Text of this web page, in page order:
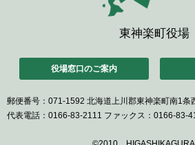
東神楽町役場
役場窓口のご案内
郵便番号：071-1592 北海道上川郡東神楽町南1条
代表電話：0166-83-2111 ファックス：0166-83-